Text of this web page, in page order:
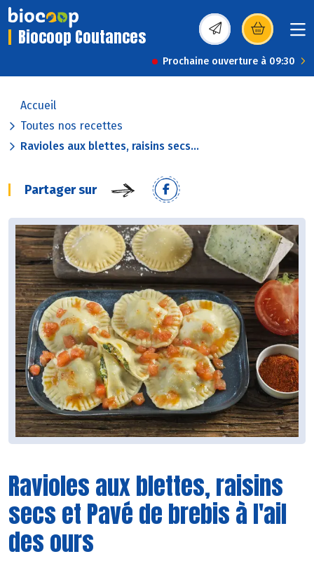
Biocoop Coutances (s’ouvre dans une
Prochaine ouverture à 09:30
Accueil
Toutes nos recettes
Ravioles aux blettes, raisins secs...
Partager sur
Ravioles aux blettes, raisins
secs et Pavé de brebis à l'ail
des ours